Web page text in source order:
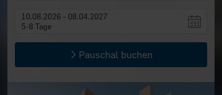
10.08.2026 - 08.04.2027
5-8 Tage
Pauschal buchen